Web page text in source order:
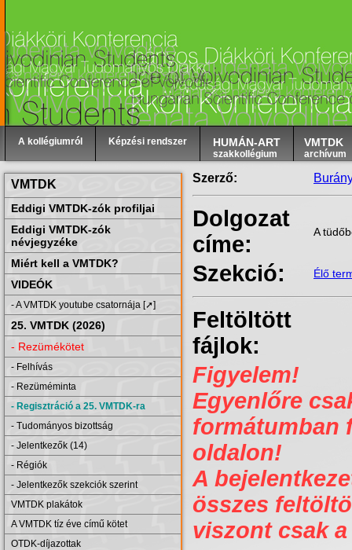
A kollégiumról Képzési rendszer HUMÁN-ART
szakkollégium
VMTDK
archívum
VMTDK
Eddigi VMTDK-zók profiljai
Eddigi VMTDK-zók
névjegyzéke
Miért kell a VMTDK?
VIDEÓK
- A VMTDK youtube csatornája [➚]
25. VMTDK (2026)
- Rezümékötet
- Felhívás
- Rezüméminta
- Regisztráció a 25. VMTDK-ra
- Tudományos bizottság
- Jelentkezők (14)
- Régiók
- Jelentkezők szekciók szerint
VMTDK plakátok
A VMTDK tíz éve című kötet
OTDK-díjazottak
Szerző:
Dolgozat
címe:
A
Szekció: Élő
Feltöltött
fájlok:
Figyelem!
Egyenlőre
formátumban
oldalon!
A
összes
viszont csak